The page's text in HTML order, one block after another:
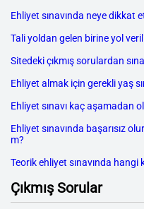
Ehliyet sınavında neye dikkat
Tali yoldan gelen birine yol
Sitedeki çıkmış sorulardan
Ehliyet almak için gerekli yaş
Ehliyet sınavı kaç aşamadan
Ehliyet sınavında başarısız
m?
Teorik ehliyet sınavında hangi
Çıkmış Sorular